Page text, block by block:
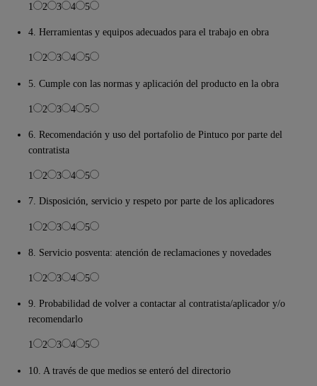
1 2 3 4 5
4. Herramientas y equipos adecuados para el trabajo en obra
1 2 3 4 5
5. Cumple con las normas y aplicación del producto en la obra
1 2 3 4 5
6. Recomendación y uso del portafolio de Pintuco por parte del
contratista
1 2 3 4 5
7. Disposición, servicio y respeto por parte de los aplicadores
1 2 3 4 5
8. Servicio posventa: atención de reclamaciones y novedades
1 2 3 4 5
9. Probabilidad de volver a contactar al contratista/aplicador y/o
recomendarlo
1 2 3 4 5
10. A través de que medios se enteró del directorio